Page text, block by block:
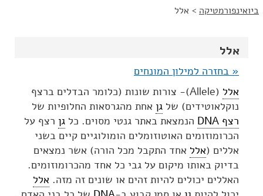
ביואינפורמטיקה > אלל
אלל
« בחזרה למילון המונחים
אלל
(Allele)- צורות שונות (כלומר הבדלים ברצף
נוקלאוטידים) של גן אחת מהגרסאות החלופיות של
רצף DNA
הנמצאת באתר גנטי מסוים. כל גן רצף על
הכרומוזומים האוטוזומלים הומולוגיים קיים בשני
אללים (אלל אחד התקבל מכל הורה) אשר נמצאים
בדיוק באותו מיקום על גבי כל אחד מהכרומוזומים.
האללים יכולים להיות זהים או שונים זה מזה. אלל